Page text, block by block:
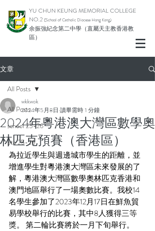
YU CHUN KEUNG MEMORIAL COLLEGE
NO.2 (School of Catholic Diocese Hong Kong)
余振強紀念第二中學（直屬天主教香港教
區）
文章
All Posts
school 25-26
pta 25-26
All Posts
2024年粵港澳大灣區數學奧
林匹克預賽（香港區）
wkkwok
2024年5月8日 讀畢需時 1 分鐘
為拉近學生與週邊城市學生的距離，並
增進學生對粵港澳大灣區未來發展的了
解，粵港澳大灣區數學奧林匹克香港和
澳門地區舉行了一場奧數比賽。我校14
名學生參加了2023年12月17日在鮮魚貿
易學校舉行的比賽，其中8人獲得三等
獎。 第二輪比賽將於一月下旬舉行。